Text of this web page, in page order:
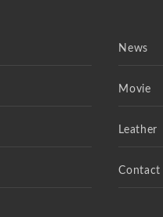
News
Movie
Leather
Contact